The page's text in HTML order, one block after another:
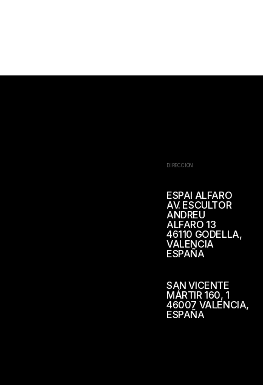
DIRECCIÓN
ESPAI ALFARO
AV. ESCULTOR
ANDREU
ALFARO 13
46110 GODELLA,
VALENCIA
ESPAÑA
SAN VICENTE
MÁRTIR 160, 1
46007 VALENCIA,
ESPAÑA